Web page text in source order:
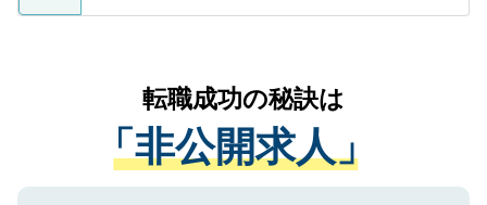
ているすべての個人データはご本人の許可
は、個人情報の取り扱いについての厳密な
管理基準を満たした事業者のみに付与され
る、プライバシーマークを取得済みです。
ご登録いただいた個人情報は、SSL（デー
かがいして、現在の医療機関の状況や紹介
経験をまじえながら、適切なアドバイスを
させていただきます。すぐにご転職をされ
ない方には、長期的なサポートが可能です
ので、まずはご登録ください。
転職成功の秘訣は
「非公開求人」